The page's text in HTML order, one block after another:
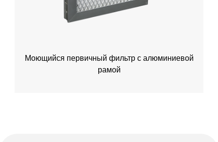
Моющийся первичный фильтр с алюминиевой
рамой